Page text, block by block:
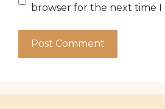
browser for the next time I